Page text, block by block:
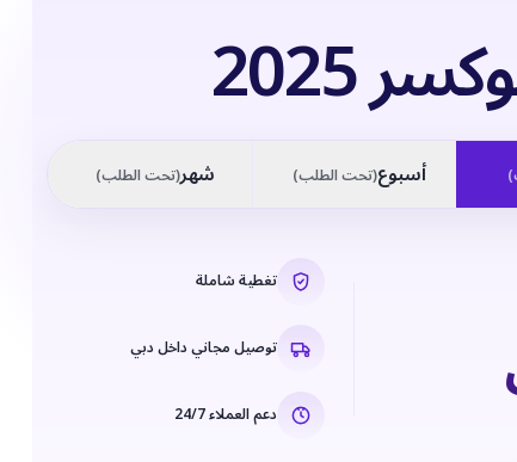
2025
) أسبوع(تحت الطلب) شهر(تحت الطلب)
تغطية شاملة
توصيل مجاني داخل دبي
دعم العملاء 24/7